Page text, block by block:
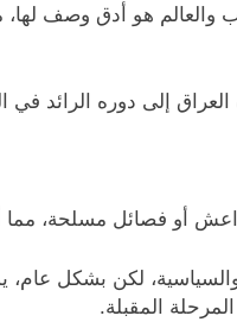
هو أدق وصف
إلى دوره الرائد في
أو فصائل مسلحة، مما
لكن بشكل
المقبلة.